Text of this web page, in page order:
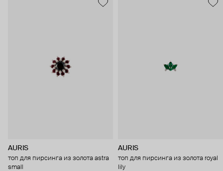
AURIS
топ для пирсинга из золота astra
small
AURIS
топ для пирсинга из золота royal
lily